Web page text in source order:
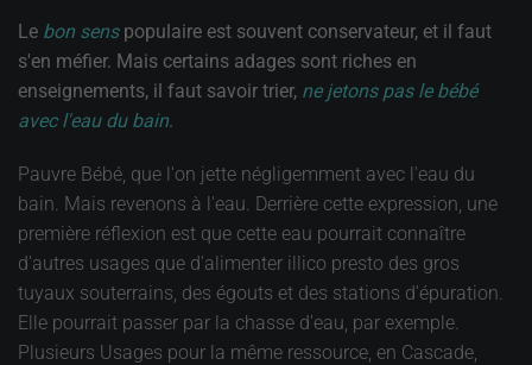
Le bon senspopulaire est souvent conservateur, et il faut
s'en méfier. Mais certains adages sont riches en
enseignements, il faut savoir trier, ne jetons pas le bébé
avec l'eau du bain.
Pauvre Bébé, que l'on jette négligemment avec l'eau du
bain. Mais revenons à l'eau. Derrière cette expression, une
première réflexion est que cette eau pourrait connaître
d'autres usages que d'alimenter illico presto des gros
tuyaux souterrains, des égouts et des stations d'épuration.
Elle pourrait passer par la chasse d'eau, par exemple.
Plusieurs Usages pour la même ressource, en Cascade,